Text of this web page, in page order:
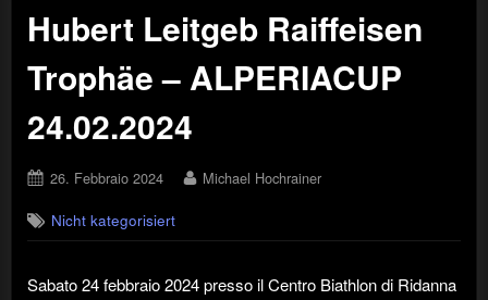
Hubert Leitgeb Raiffeisen
Trophäe – ALPERIACUP
24.02.2024
Posted
26. Febbraio 2024 By
Michael Hochrainer
Nicht kategorisiert
Sabato 24 febbraio 2024 presso il Centro Biathlon di Ridanna